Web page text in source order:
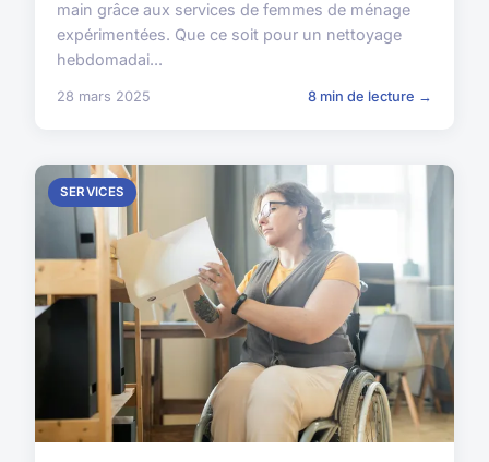
main grâce aux services de femmes de ménage
expérimentées. Que ce soit pour un nettoyage
hebdomadai...
28 mars 2025 8 min de lecture →
SERVICES